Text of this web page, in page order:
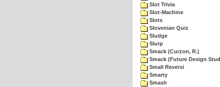
Slot Trivia
Slot-Machine
Slots
Slovenian Quiz
Sludge
Slurp
Smack (Curzon, R.)
Smack (Future Design
Small Reversi
Smarty
Smash